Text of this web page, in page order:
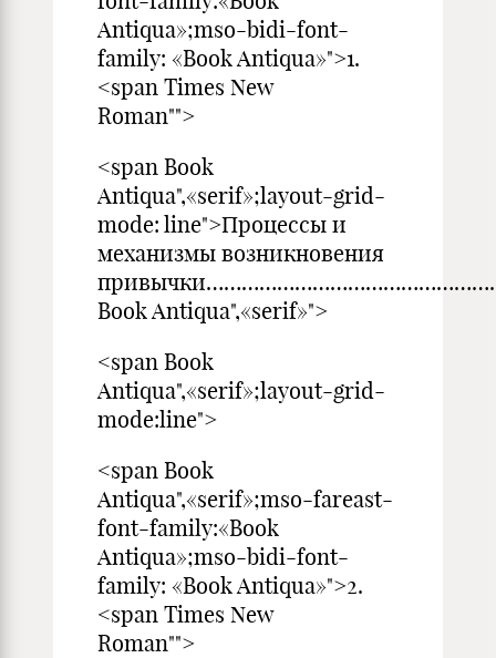
Antiqua»;mso-bidi-font-
family: «Book Antiqua»">1.
<span Times New
Roman"">
<span Book
Antiqua",«serif»;layout-grid-
mode: line">Процессы и
механизмы возникновения
Book Antiqua",«serif»">
<span Book
Antiqua",«serif»;layout-grid-
mode:line">
<span Book
Antiqua",«serif»;mso-fareast-
font-family:«Book
Antiqua»;mso-bidi-font-
family: «Book Antiqua»">2.
<span Times New
Roman"">